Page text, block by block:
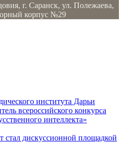
г. Саранск, ул. Полежаева,
корпус №29
института Дарьи
всероссийского конкурса
интеллекта»
стал дискуссионной площадкой